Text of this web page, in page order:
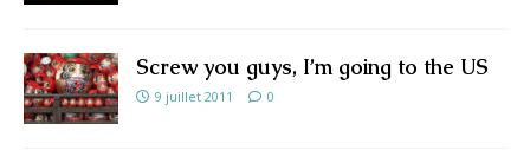
Screw you guys, I’m going to the US
9 juillet 2011 0